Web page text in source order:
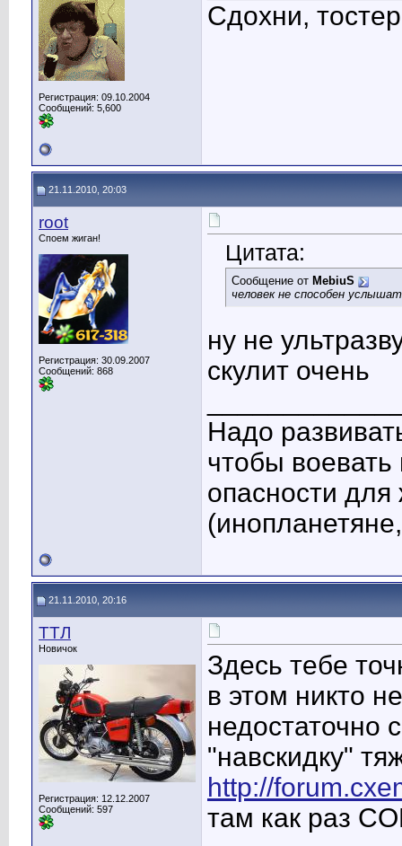
Регистрация: 09.10.2004
Сообщений: 5,600
Сдохни,
21.11.2010, 20:03
root
Споем жиган!
Регистрация: 30.09.2007
Сообщений: 868
Цитата:
Сообщение от MebiuS
человек не способен
ну не
скулит очень
Надо
чтобы
опасности
21.11.2010, 20:16
TTЛ
Новичок
Регистрация: 12.12.2007
Сообщений: 597
Здесь тебе
в этом никто
недостаточно
"навскидку"
http://
там как раз